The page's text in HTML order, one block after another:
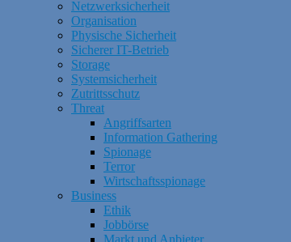
Netzwerksicherheit
Organisation
Physische Sicherheit
Sicherer IT-Betrieb
Storage
Systemsicherheit
Zutrittsschutz
Threat
Angriffsarten
Information Gathering
Spionage
Terror
Wirtschaftsspionage
Business
Ethik
Jobbörse